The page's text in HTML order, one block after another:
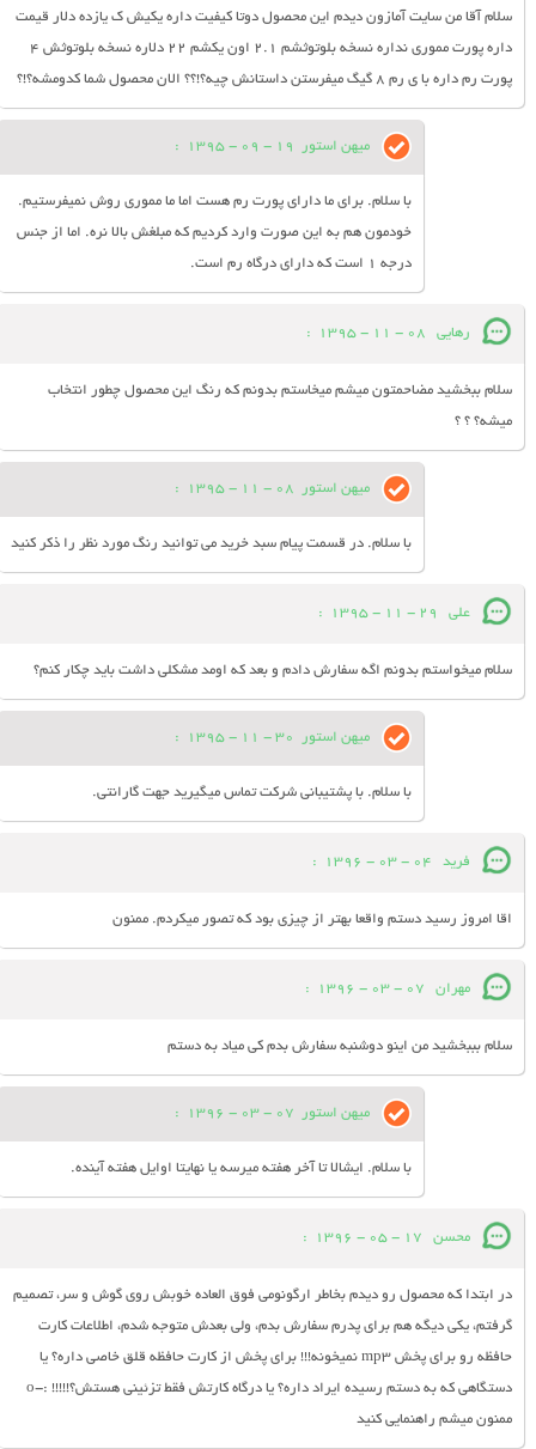
سلام آقا من سایت آمازون دیدم این محصول دوتا کیفیت داره یکیش ک یازده دلار قیمت
داره پورت مموری نداره نسخه بلوتوثشم 2.1 اون یکشم 22 دلاره نسخه بلوتوثش 4
پورت رم داره با ی رم 8 گیگ میفرستن داستانش چیه؟!؟؟ الان محصول شما کدومشه؟!؟
میهن استور 19 - 09 - 1395
:
با سلام. برای ما دارای پورت رم هست اما ما مموری روش نمیفرستیم.
خودمون هم به این صورت وارد کردیم که مبلغش بالا نره. اما از جنس
درجه 1 است که دارای درگاه رم است.
رهایی 08 - 11 - 1395
:
سلام ببخشید مضاحمتون میشم میخاستم بدونم که رنگ این محصول چطور انتخاب
میشه؟ ؟ ؟
میهن استور 08 - 11 - 1395
:
با سلام. در قسمت پیام سبد خرید می توانید رنگ مورد نظر را ذکر کنید
علی 29 - 11 - 1395
:
سلام میخواستم بدونم اگه سفارش دادم و بعد که اومد مشکلی داشت باید چکار کنم؟
میهن استور 30 - 11 - 1395
:
با سلام. با پشتیبانی شرکت تماس میگیرید جهت گارانتی.
فرید 04 - 03 - 1396
:
اقا امروز رسید دستم واقعا بهتر از چیزی بود که تصور میکردم. ممنون
مهران 07 - 03 - 1396
:
سلام بببخشید من اینو دوشنبه سفارش بدم کی میاد به دستم
میهن استور 07 - 03 - 1396
:
با سلام. ایشالا تا آخر هفته میرسه یا نهایتا اوایل هفته آینده.
محسن 17 - 05 - 1396
:
در ابتدا که محصول رو دیدم بخاطر ارگونومی فوق العاده خوبش روی گوش و سر، تصمیم
گرفتم، یکی دیگه هم برای پدرم سفارش بدم، ولی بعدش متوجه شدم، اطلاعات کارت
حافظه رو برای پخش mp3 نمیخونه!!! برای پخش از کارت حافظه قلق خاصی داره؟ یا
دستگاهی که به دستم رسیده ایراد داره؟ یا درگاه کارتش فقط تزئینی هستش؟!!!!! :-o
ممنون میشم راهنمایی کنید